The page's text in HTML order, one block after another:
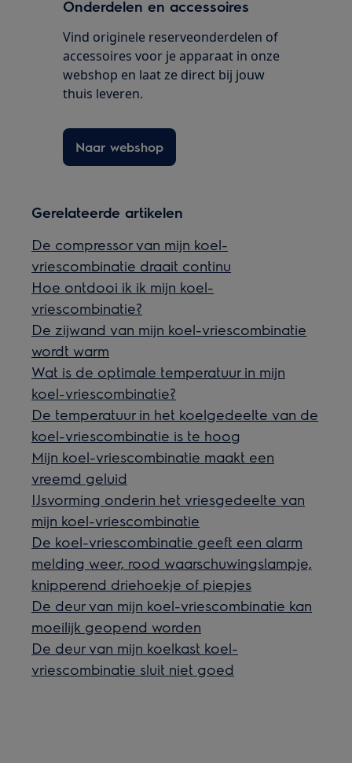
Onderdelen en accessoires
Vind originele reserveonderdelen of
accessoires voor je apparaat in onze
webshop en laat ze direct bij jouw
thuis leveren.
Naar webshop
Gerelateerde artikelen
De compressor van mijn koel-
vriescombinatie draait continu
Hoe ontdooi ik ik mijn koel-
vriescombinatie?
De zijwand van mijn koel-vriescombinatie
wordt warm
Wat is de optimale temperatuur in mijn
koel-vriescombinatie?
De temperatuur in het koelgedeelte van de
koel-vriescombinatie is te hoog
Mijn koel-vriescombinatie maakt een
vreemd geluid
IJsvorming onderin het vriesgedeelte van
mijn koel-vriescombinatie
De koel-vriescombinatie geeft een alarm
melding weer, rood waarschuwingslampje,
knipperend driehoekje of piepjes
De deur van mijn koel-vriescombinatie kan
moeilijk geopend worden
De deur van mijn koelkast koel-
vriescombinatie sluit niet goed